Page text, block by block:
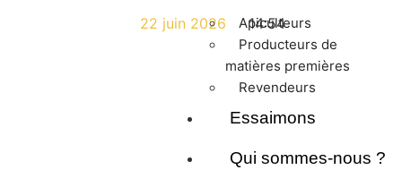
Apiculteurs
Producteurs de
matières premières
Revendeurs
Essaimons
Qui sommes-nous ?
22 juin 2026
14:54